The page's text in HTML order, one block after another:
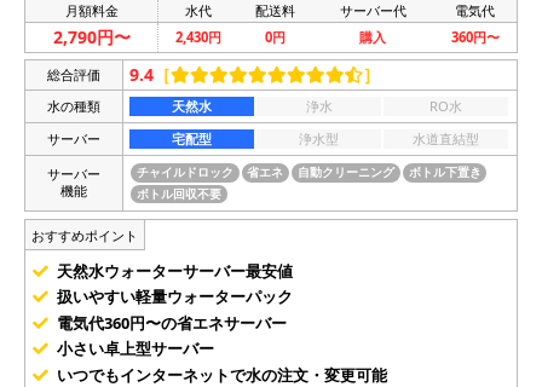
月額料金 水代 配送料 サーバー代 電気代
2,790円〜 2,430円 0円 購入 360円〜
総合評価 9.4 ［ ］
水の種類 天然水 浄水
RO水
サーバー
宅配型 浄水型
水道直結型
サーバー
機能
チャイルドロック 省エネ 自動クリーニング
ボトル下置き
ボトル回収不要
おすすめポイント
天然水ウォーターサーバー最安値
扱いやすい軽量ウォーターパック
電気代360円〜の省エネサーバー
小さい卓上型サーバー
いつでもインターネットで水の注文・変更可能